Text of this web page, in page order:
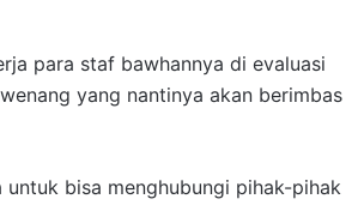
para staf bawhannya di evaluasi
yang nantinya akan berimbas
bisa menghubungi pihak-pihak